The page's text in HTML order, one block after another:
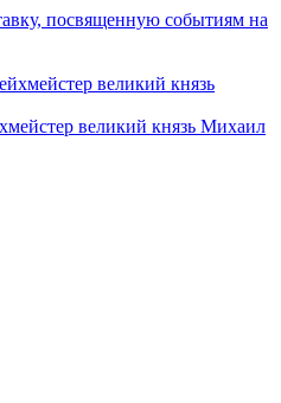
посвященную событиям на
великий князь Михаил